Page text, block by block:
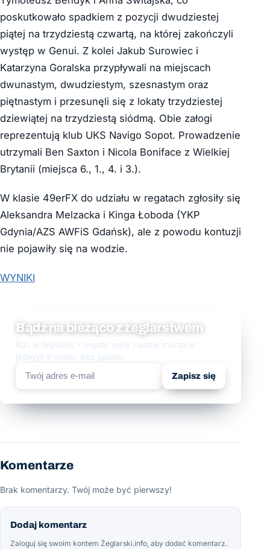
poskutkowało spadkiem z pozycji dwudziestej
piątej na trzydziestą czwartą, na której zakończyli
występ w Genui. Z kolei Jakub Surowiec i
Katarzyna Goralska przypływali na miejscach
dwunastym, dwudziestym, szesnastym oraz
piętnastym i przesunęli się z lokaty trzydziestej
dziewiątej na trzydziestą siódmą. Obie załogi
reprezentują klub UKS Navigo Sopot. Prowadzenie
utrzymali Ben Saxton i Nicola Boniface z Wielkiej
Brytanii (miejsca 6., 1., 4. i 3.).
W klasie 49erFX do udziału w regatach zgłosiły się
Aleksandra Melzacka i Kinga Łoboda (YKP
Gdynia/AZS AWFiS Gdańsk), ale z powodu kontuzji
nie pojawiły się na wodzie.
WYNIKI
Bądź na bieżąco z żeglarstwem
Raz w tygodniu - regaty, rejsy i ludzie morza w
jednym e-mailu. Bez spamu.
Zapisz się
Komentarze
Brak komentarzy. Twój może być pierwszy!
Dodaj komentarz
Zaloguj się swoim kontem Żeglarski.info, aby dodać komentarz.